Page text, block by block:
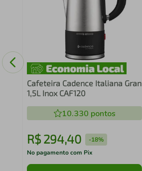
Cafeteira Cadence Italiana Gran
1,5L Inox CAF120
10.330 pontos
R$ 294,40 -18%
No pagamento com Pix